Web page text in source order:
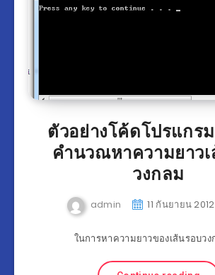
ตัวอย่างโค้ดโปรแกร
คำนวณหาความยาว
วงกลม
admin 11 กันยายน 2012
ในการหาความยาวของเส้นรอบว